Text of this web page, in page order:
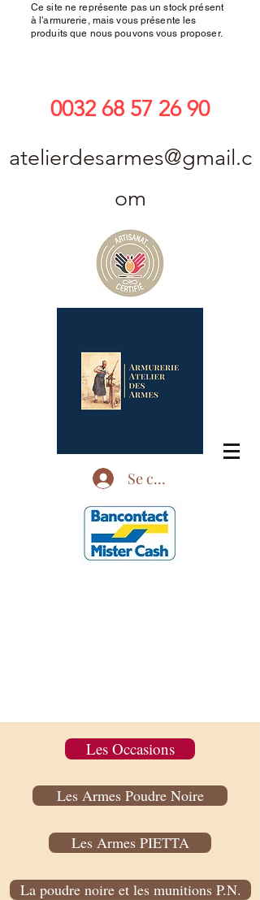
Ce site ne représente pas un stock présent
à l'armurerie, mais vous présente les
produits que nous pouvons vous proposer.
0032 68 57 26 90
atelierdesarmes@gmail.c
om
Se connecter
Les Occasions
Les Armes Poudre Noire
Les Armes PIETTA
La poudre noire et les munitions P.N.